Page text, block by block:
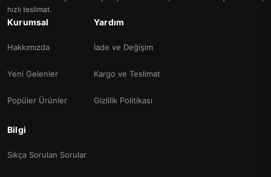
hızlı teslimat.
Kurumsal
Hakkımızda
Yeni Gelenler
Popüler Ürünler
Yardım
İade ve Değişim
Kargo ve Teslimat
Gizlilik Politikası
Bilgi
Sıkça Sorulan Sorular